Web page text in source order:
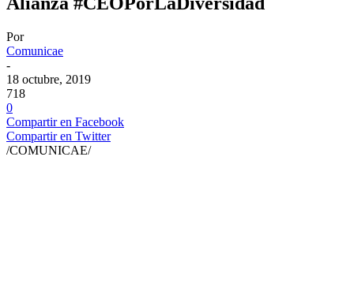
Por
Comunicae
-
18 octubre, 2019
718
0
Compartir en Facebook
Compartir en Twitter
/COMUNICAE/